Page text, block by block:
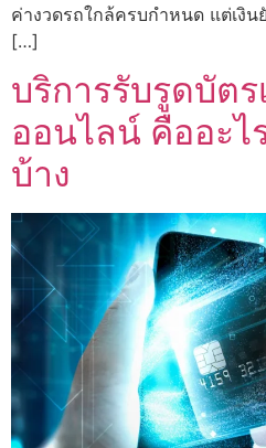
ค่างวดรถใกล้ครบกำหนด แต่เงิ
[…]
บริการรับรูดบัตร
ออนไลน์ คืออะไ
บ้าง